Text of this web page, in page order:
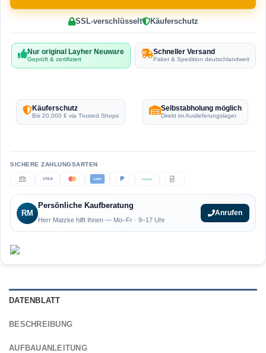
SSL-verschlüsselt Käuferschutz
Nur original Layher Neuware
Geprüft & zertifiziert
Schneller Versand
Paket & Spedition deutschlandweit
Käuferschutz
Bis 20.000 € via Trusted Shops
Selbstabholung möglich
Direkt im Auslieferungslager
VISA AMEX ratepay
RM
Persönliche Kaufberatung
Herr Matzke hilft Ihnen — Mo–Fr · 9–17 Uhr
Anrufen
DATENBLATT
BESCHREIBUNG
AUFBAUANLEITUNG